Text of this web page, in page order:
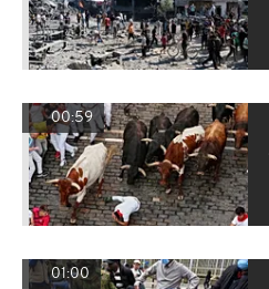
00:59
01:00